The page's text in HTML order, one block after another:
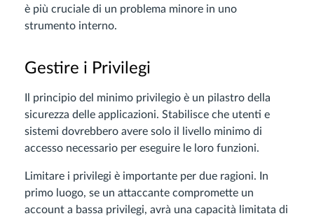
è più cruciale di un problema minore in uno
strumento interno.
Gestire i Privilegi
Il principio del minimo privilegio è un pilastro della
sicurezza delle applicazioni. Stabilisce che utenti e
sistemi dovrebbero avere solo il livello minimo di
accesso necessario per eseguire le loro funzioni.
Limitare i privilegi è importante per due ragioni. In
primo luogo, se un attaccante compromette un
account a bassa privilegi, avrà una capacità limitata di